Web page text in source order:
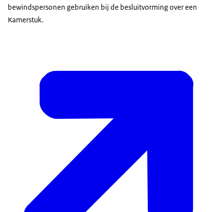
bewindspersonen gebruiken bij de besluitvorming over een
Kamerstuk.